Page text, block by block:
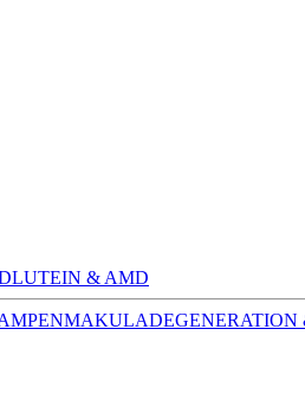
LUTEIN & AMD
MAKULADEGENERATION